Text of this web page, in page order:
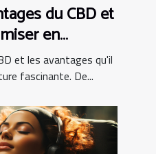
du CBD et
en
et les avantages qu'il
fascinante. De...